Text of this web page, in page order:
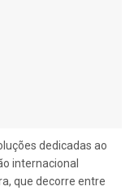
dedicadas ao
internacional
que decorre entre